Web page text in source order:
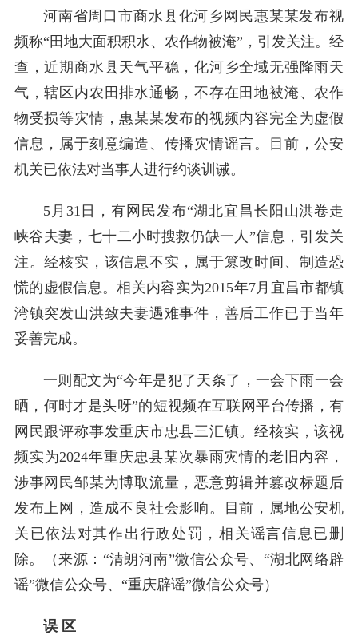
河南省周口市商水县化河乡网民惠某某发布视
频称“田地大面积积水、农作物被淹”，引发关注。经
查，近期商水县天气平稳，化河乡全域无强降雨天
气，辖区内农田排水通畅，不存在田地被淹、农作
物受损等灾情，惠某某发布的视频内容完全为虚假
信息，属于刻意编造、传播灾情谣言。目前，公安
机关已依法对当事人进行约谈训诫。
5月31日，有网民发布“湖北宜昌长阳山洪卷走
峡谷夫妻，七十二小时搜救仍缺一人”信息，引发关
注。经核实，该信息不实，属于篡改时间、制造恐
慌的虚假信息。相关内容实为2015年7月宜昌市都镇
湾镇突发山洪致夫妻遇难事件，善后工作已于当年
妥善完成。
一则配文为“今年是犯了天条了，一会下雨一会
晒，何时才是头呀”的短视频在互联网平台传播，有
网民跟评称事发重庆市忠县三汇镇。经核实，该视
频实为2024年重庆忠县某次暴雨灾情的老旧内容，
涉事网民邹某为博取流量，恶意剪辑并篡改标题后
发布上网，造成不良社会影响。目前，属地公安机
关已依法对其作出行政处罚，相关谣言信息已删
除。（来源：“清朗河南”微信公众号、“湖北网络辟
谣”微信公众号、“重庆辟谣”微信公众号）
误 区